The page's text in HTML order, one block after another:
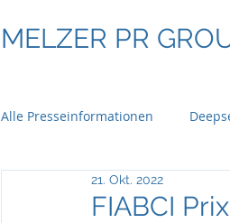
MELZER PR
Alle Presseinformationen
Ontime Logistics
FIABCI
21. Okt. 2022